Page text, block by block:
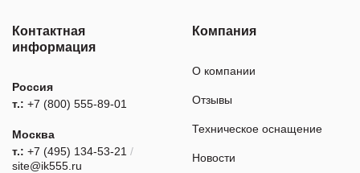
Контактная
информация
Россия
т.: +7 (800) 555-89-01
Москва
т.: +7 (495) 134-53-21 /
site@ik555.ru
Компания
О компании
Отзывы
Техническое оснащение
Новости